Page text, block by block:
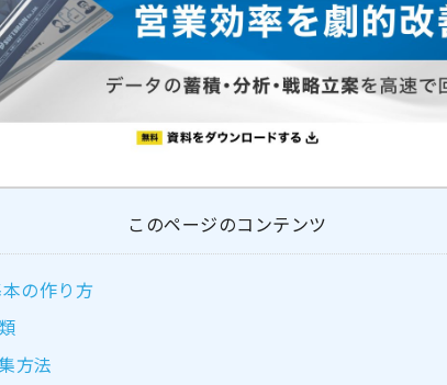
このページのコンテンツ
の作り方
方法